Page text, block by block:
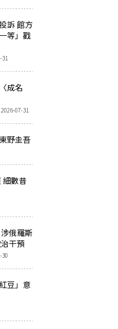
訴 館方
等」戳
成名
07-31
野圭吾
細數昔
俄羅斯
干預
豆」意